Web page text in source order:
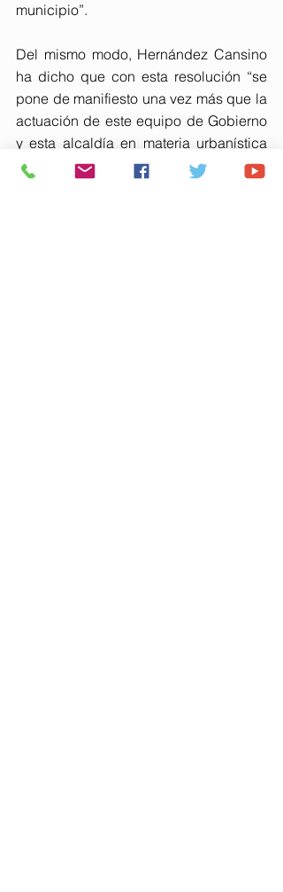
municipio”.
Del mismo modo, Hernández Cansino
ha dicho que con esta resolución “se
pone de manifiesto una vez más que la
actuación de este equipo de Gobierno
y esta alcaldía en materia urbanística
es perfectamente legal” y ha lamentado